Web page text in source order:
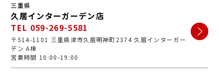
三重県
久居インターガーデン店
TEL 059-269-5581
〒514-1101 三重県津市久居明神町2374 久居インターガー
デン A棟
営業時間 10:00-19:00